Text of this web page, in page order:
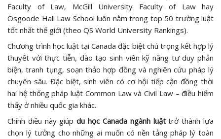
Faculty of Law, McGill University Faculty of Law hay
Osgoode Hall Law School luôn nằm trong top 50 trường luật
tốt nhất thế giới (theo QS World University Rankings).
Chương trình học luật tại Canada đặc biệt chú trọng kết hợp lý
thuyết với thực tiễn, đào tạo sinh viên kỹ năng tư duy phản
biện, tranh tụng, soạn thảo hợp đồng và nghiên cứu pháp lý
chuyên sâu. Đặc biệt, sinh viên có cơ hội tiếp cận đồng thời
hai hệ thống pháp luật Common Law và Civil Law – điều hiếm
thấy ở nhiều quốc gia khác.
Chính điều này giúpdu học Canada ngành luậttrở thành lựa
chọn lý tưởng cho những ai muốn có nền tảng pháp lý toàn